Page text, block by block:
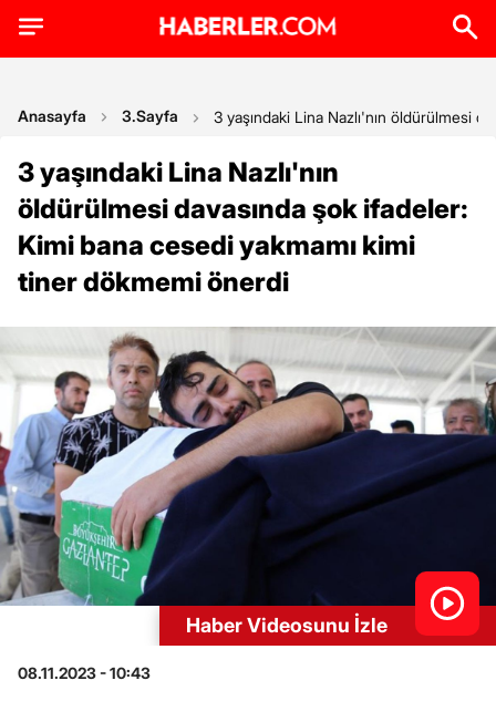
Anasayfa 3.Sayfa 3 yaşındaki Lina Nazlı'nın öldürülmesi
3 yaşındaki Lina Nazlı'nın
öldürülmesi davasında şok ifadeler:
Kimi bana cesedi yakmamı kimi
tiner dökmemi önerdi
Haber Videosunu İzle
08.11.2023 - 10:43